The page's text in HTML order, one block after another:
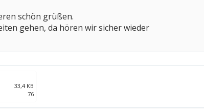
schön grüßen.
gehen, da hören wir sicher wieder
33,4 KB
76